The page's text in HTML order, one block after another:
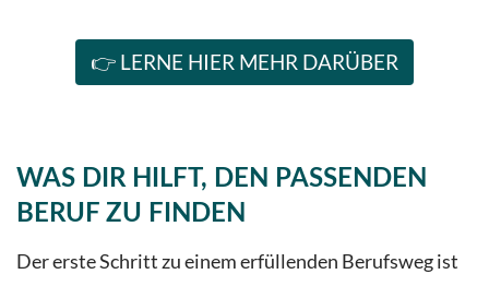
👉 LERNE HIER MEHR DARÜBER
WAS DIR HILFT, DEN PASSENDEN
BERUF ZU FINDEN
Der erste Schritt zu einem erfüllenden Berufsweg ist